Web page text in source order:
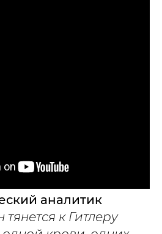
аналитик
тянется к Гитлеру